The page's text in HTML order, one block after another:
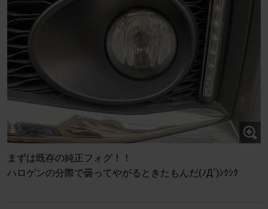
まずは既存の純正フォグ！！
ハロゲンの分際で曇ってやがるときたもんだ(ﾉД`)ｼｸｼｸ